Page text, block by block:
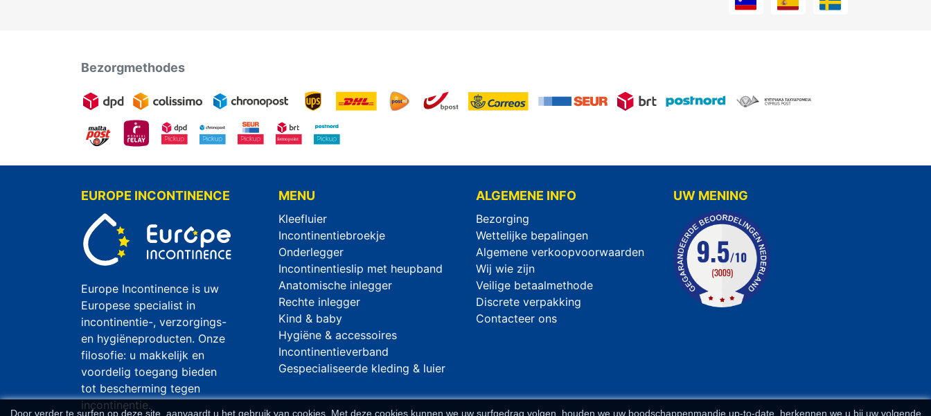
Bezorgmethodes
EUROPE INCONTINENCE
Europe Incontinence is uw
Europese specialist in
incontinentie-, verzorgings-
en hygiëneproducten. Onze
filosofie: u makkelijk en
voordelig toegang bieden
tot bescherming tegen
incontinentie.
MENU
Kleefluier
Incontinentiebroekje
Onderlegger
Incontinentieslip met heupband
Anatomische inlegger
Rechte inlegger
Kind & baby
Hygiëne & accessoires
Incontinentieverband
Gespecialiseerde kleding & luier
ALGEMENE INFO
Bezorging
Wettelijke bepalingen
Algemene verkoopvoorwaarden
Wij wie zijn
Veilige betaalmethode
Discrete verpakking
Contacteer ons
Door verder te surfen op deze site, aanvaardt u het gebruik van cookies. Met deze cookies kunnen we uw surfgedrag volgen, houden we uw boodschappenmandje up-to-date, herkennen we u bij uw volgende
UW MENING